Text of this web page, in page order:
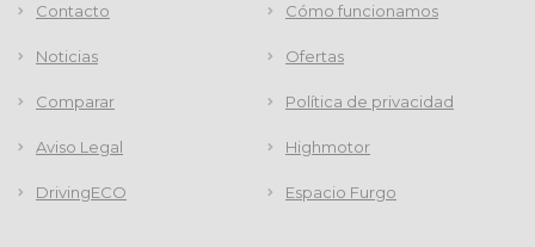
Contacto Cómo funcionamos
Noticias Ofertas
Comparar Política de privacidad
Aviso Legal Highmotor
DrivingECO Espacio Furgo